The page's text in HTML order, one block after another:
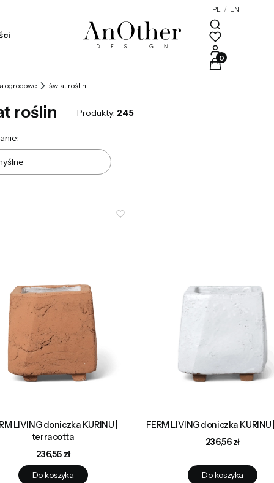
PL / EN
Produkty w
ogrodowe świat roślin
roślin Produkty: 245
produktów
LIVING doniczka KURINU |
terracotta
Cena
236,56 zł
Do koszyka
FERM LIVING doniczka
Cena
236,56 zł
Do koszyka